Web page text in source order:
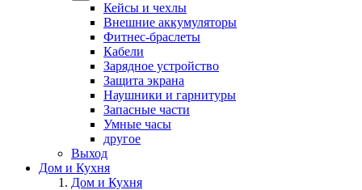
Кейсы и чехлы
Внешние аккумуляторы
Фитнес-браслеты
Кабели
Зарядное устройство
Защита экрана
Наушники и гарнитуры
Запасные части
Умные часы
другое
Выход
Дом и Кухня
Дом и Кухня